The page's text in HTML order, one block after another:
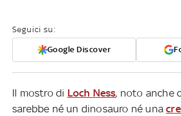
Seguici su:
Google Discover
Il mostro di Loch Ness, noto anche
sarebbe né un dinosauro né una